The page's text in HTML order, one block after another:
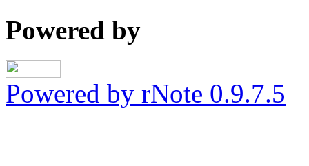
Powered by
Powered by rNote 0.9.7.5